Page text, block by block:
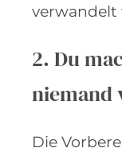
verwandelt
2. Du
niemand
Die